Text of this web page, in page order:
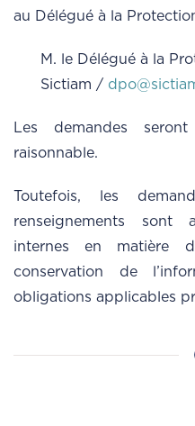
au Délégué à la
M. le Délégué à la
Sictiam /
Les demandes
raisonnable.
Toutefois, les
renseignements sont
internes en matière
conservation de
obligations applicables